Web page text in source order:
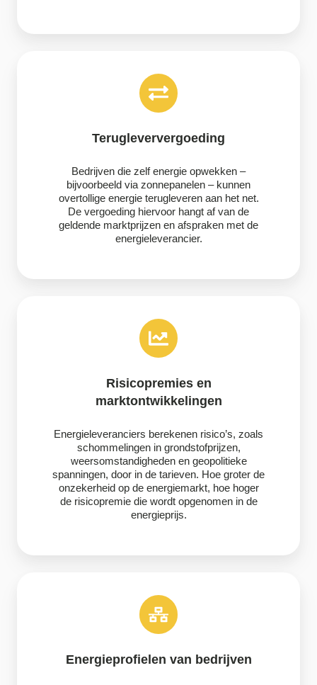
Terugleververgoeding
Bedrijven die zelf energie opwekken –
bijvoorbeeld via zonnepanelen – kunnen
overtollige energie terugleveren aan het net.
De vergoeding hiervoor hangt af van de
geldende marktprijzen en afspraken met de
energieleverancier.
Risicopremies en
marktontwikkelingen
Energieleveranciers berekenen risico’s, zoals
schommelingen in grondstofprijzen,
weersomstandigheden en geopolitieke
spanningen, door in de tarieven. Hoe groter de
onzekerheid op de energiemarkt, hoe hoger
de risicopremie die wordt opgenomen in de
energieprijs.
Energieprofielen van bedrijven